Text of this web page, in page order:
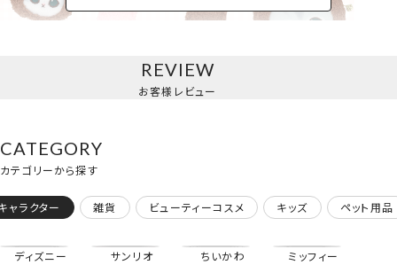
REVIEW
お客様レビュー
CATEGORY
カテゴリーから探す
ャラクター 雑貨 ビューティーコスメ キッズ ペット用品
ディズニー サンリオ ちいかわ ミッフィー